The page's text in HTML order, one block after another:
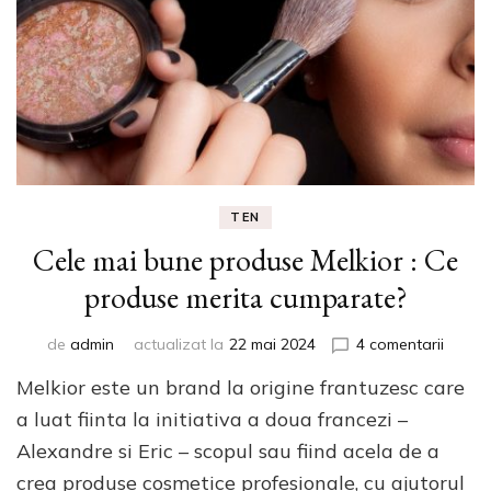
TEN
Cele mai bune produse Melkior : Ce
produse merita cumparate?
de admin actualizat la 22 mai 2024 4 comentarii
mai
:
Melkior este un brand la origine frantuzesc care
a luat fiinta la initiativa a doua francezi –
Alexandre si Eric – scopul sau fiind acela de a
crea produse cosmetice profesionale, cu ajutorul